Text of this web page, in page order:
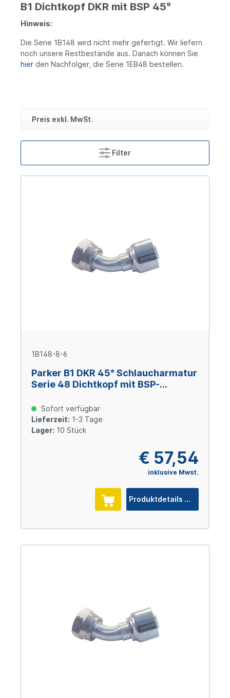
B1 Dichtkopf DKR mit BSP 45°
Hinweis:
Die Serie 1B148 wird nicht mehr gefertigt. Wir liefern
noch unsere Restbestände aus. Danach können Sie
hier den Nachfolger, die Serie 1EB48 bestellen.
Preis exkl. MwSt.
Filter
1B148-8-6
Parker B1 DKR 45° Schlaucharmatur
Serie 48 Dichtkopf mit BSP-
(DN 10), Stahl verzinkt Cr(VI)-frei
Sofort verfügbar
Lieferzeit: 1-3 Tage
Lager: 10 Stück
€ 57,54
inklusive Mwst.
Produktdetails